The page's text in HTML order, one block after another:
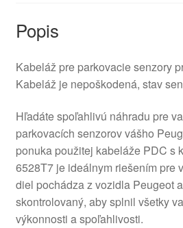
Popis
Kabeláž pre parkovacie senzory
Kabeláž je nepoškodená, stav
Hľadáte spoľahlivú náhradu pre
parkovacích senzorov vášho
ponuka použitej kabeláže PDC s
6528T7 je ideálnym riešením pre
diel pochádza z vozidla Peugeot
skontrolovaný, aby splnil všetky
výkonnosti a spoľahlivosti.